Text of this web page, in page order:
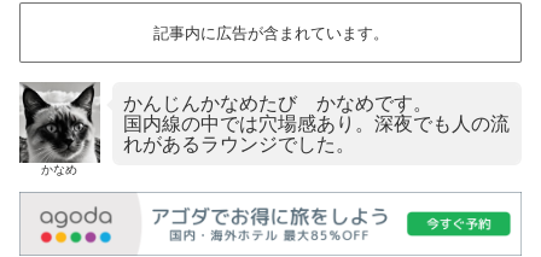
記事内に広告が含まれています。
かなめ
かんじんかなめたび かなめです。
国内線の中では穴場感あり。深夜でも人の流
れがあるラウンジでした。